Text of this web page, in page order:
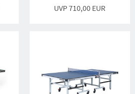
UVP 710,00 EUR